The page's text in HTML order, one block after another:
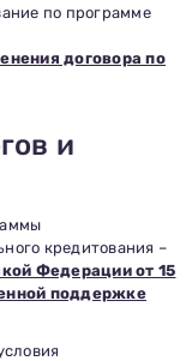
по программе
договора по
и
кредитования –
Федерации от 15
поддержке